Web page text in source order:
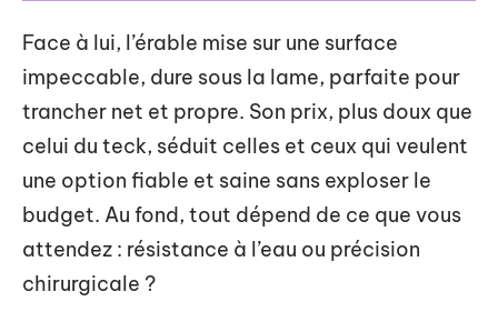
Face à lui, l’érable mise sur une surface
impeccable, dure sous la lame, parfaite pour
trancher net et propre. Son prix, plus doux que
celui du teck, séduit celles et ceux qui veulent
une option fiable et saine sans exploser le
budget. Au fond, tout dépend de ce que vous
attendez : résistance à l’eau ou précision
chirurgicale ?